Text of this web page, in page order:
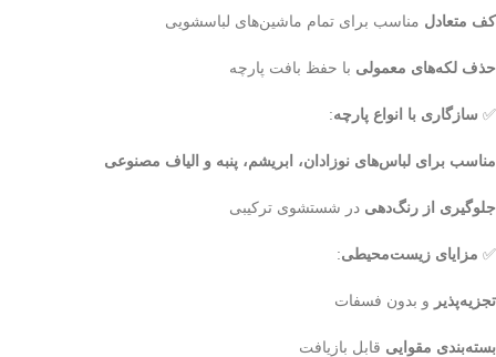
کف متعادل مناسب برای تمام ماشین‌های لباسشویی
حذف لکه‌های معمولی با حفظ بافت پارچه
✅ سازگاری با انواع پارچه:
مناسب برای لباس‌های نوزادان، ابریشم، پنبه و الیاف مصنوعی
جلوگیری از رنگ‌دهی در شستشوی ترکیبی
✅ مزایای زیست‌محیطی:
تجزیه‌پذیر و بدون فسفات
بسته‌بندی مقوایی قابل بازیافت